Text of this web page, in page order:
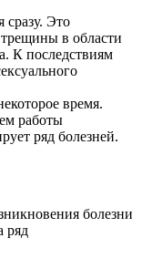
сразу. Это
трещины в области
К последствиям
время.
работы
ряд болезней.
болезни
ряд